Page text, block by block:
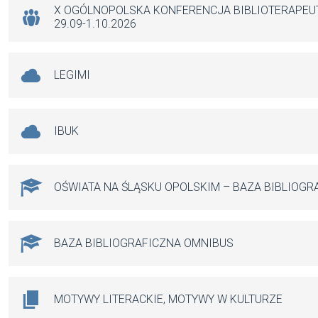
k
p
X OGÓLNOPOLSKA KONFERENCJA
29.09-1.10.2026
LEGIMI
IBUK
OŚWIATA NA ŚLĄSKU OPOLSKIM – BAZA
BAZA BIBLIOGRAFICZNA OMNIBUS
MOTYWY LITERACKIE, MOTYWY W KULTURZE